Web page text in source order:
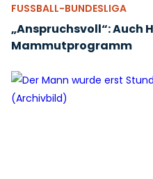
FUSSBALL-BUNDESLIGA
„Anspruchsvoll“:
Mammutprogramm